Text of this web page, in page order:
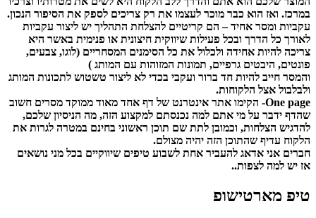
במרכז. ואז הוא כבר מוכר לעצמו את רק צריכים לספק את הסיפור הנכון.
עקביות ומסר אחיד –הם קריטיים להצלחת התהליך יש ליצור עקביות
לאורך כל הדרך ובכל פעילות שיווקית חיצונית או פנימית באשר היא
צריכה להיות אחידה ולכלול את כל הסימנים המסחריים (לוגו, צבעים,
פונטים, היבטים גרפיים, תמונות המזוהות עם המותג )
והמסר חייב להיות חד ברור ועקבי בכדי לא ליצור טשטוש לתכונות המותג
ולבלבול אצל הלקוחות.
One page- הקימו אתר אינטרנט של דף אחד מאוד ממוקד מסרים חשוב
שהדף ידבר על מי אתם למה נכנסתם למקצוע הזה, מה הניסיון שלכם,
להדגיש הצלחות, וכמובן לתת שם תוכן ראשוני בחינם במטרה לגרות את
הלקוח עדיף שהתוכן הזה יהיה מצולם.
חברים אני אדאג להעביר אחת לשבוע טיפים שיווקיים בכל מני נושאים
אז יש למה לצפות..
טיפ מארטישופ